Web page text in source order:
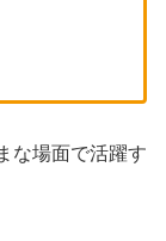
な場面で活躍す